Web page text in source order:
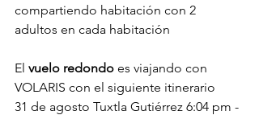
compartiendo habitación con 2
adultos en cada habitación
El vuelo redondo es viajando con
VOLARIS con el siguiente itinerario
31 de agosto Tuxtla Gutiérrez 6:04 pm -